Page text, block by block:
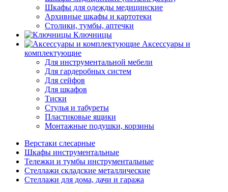
Шкафы для одежды медицинские
Архивные шкафы и картотеки
Столики, тумбы, аптечки
Ключницы
Аксессуары и
комплектующие
Для инструментальной мебели
Для гардеробных систем
Для сейфов
Для шкафов
Тиски
Стулья и табуреты
Пластиковые ящики
Монтажные подушки, корзины
Верстаки слесарные
Шкафы инструментальные
Тележки и тумбы инструментальные
Стеллажи складские металлические
Стеллажи для дома, дачи и гаража